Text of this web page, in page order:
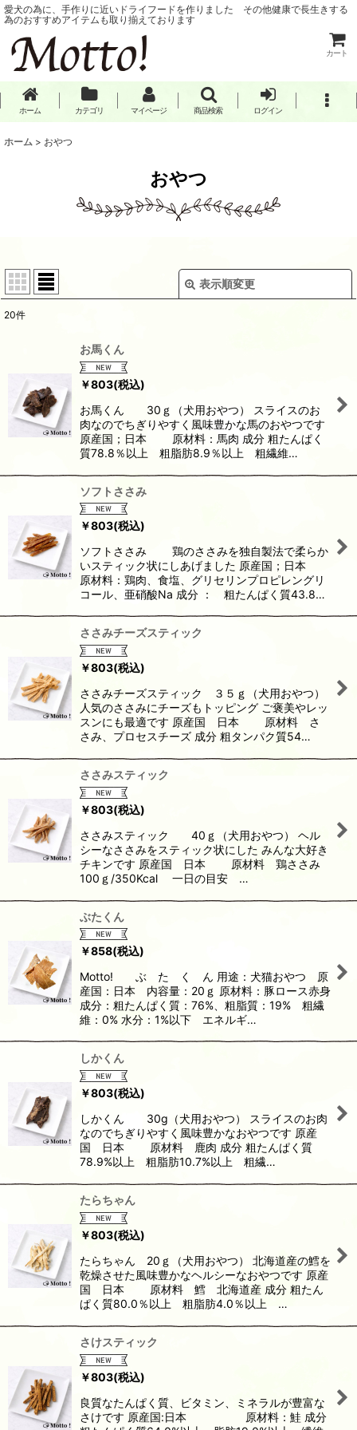
愛犬の為に、手作りに近いドライフードを作りました その他健康で長生きする
為のおすすめアイテムも取り揃えております
カート
ホーム カテゴリ マイページ 商品検索 ログイン
ホーム > おやつ
おやつ
表示順変更
並び順:
絞り込む
20件
お馬くん
￥803(税込)
お馬くん 30ｇ（犬用おやつ） スライスのお
肉なのでちぎりやすく風味豊かな馬のおやつです
原産国；日本 原材料：馬肉 成分 粗たんぱく
質78.8％以上 粗脂肪8.9％以上 粗繊維…
ソフトささみ
￥803(税込)
ソフトささみ 鶏のささみを独自製法で柔らか
いスティック状にしあげました 原産国；日本
原材料：鶏肉、食塩、グリセリンプロピレングリ
コール、亜硝酸Na 成分 ： 粗たんぱく質43.8…
ささみチーズスティック
￥803(税込)
ささみチーズスティック ３５ｇ（犬用おやつ）
人気のささみにチーズもトッピング ご褒美やレッ
スンにも最適です 原産国 日本 原材料 さ
さみ、プロセスチーズ 成分 粗タンパク質54…
ささみスティック
￥803(税込)
ささみスティック 40ｇ（犬用おやつ） ヘル
シーなささみをスティック状にした みんな大好き
チキンです 原産国 日本 原材料 鶏ささみ
100ｇ/350Kcal 一日の目安 …
ぶたくん
￥858(税込)
Motto! ぶ た く ん 用途：犬猫おやつ 原
産国：日本 内容量：20ｇ 原材料：豚ロース赤身
成分：粗たんぱく質：76%、粗脂質：19% 粗繊
維：0% 水分：1%以下 エネルギ…
しかくん
￥803(税込)
しかくん 30g（犬用おやつ） スライスのお肉
なのでちぎりやすく風味豊かなおやつです 原産
国 日本 原材料 鹿肉 成分 粗たんぱく質
78.9%以上 粗脂肪10.7%以上 粗繊…
たらちゃん
￥803(税込)
たらちゃん 20ｇ（犬用おやつ） 北海道産の鱈を
乾燥させた風味豊かなヘルシーなおやつです 原産
国 日本 原材料 鱈 北海道産 成分 粗たん
ぱく質80.0％以上 粗脂肪4.0％以上 …
さけスティック
￥803(税込)
良質なたんぱく質、ビタミン、ミネラルが豊富な
さけです 原産国:日本 原材料：鮭 成分